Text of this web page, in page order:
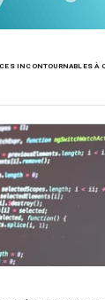
INCONTOURNABLES À